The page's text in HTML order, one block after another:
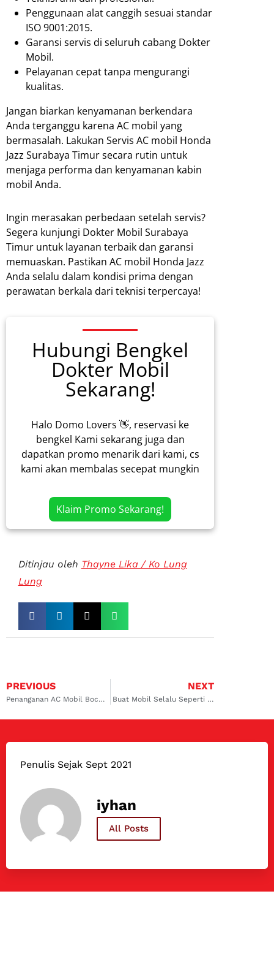
Penggunaan alat canggih sesuai standar
ISO 9001:2015.
Garansi servis di seluruh cabang Dokter
Mobil.
Pelayanan cepat tanpa mengurangi
kualitas.
Jangan biarkan kenyamanan berkendara
Anda terganggu karena AC mobil yang
bermasalah. Lakukan Servis AC mobil Honda
Jazz Surabaya Timur secara rutin untuk
menjaga performa dan kenyamanan kabin
mobil Anda.
Ingin merasakan perbedaan setelah servis?
Segera kunjungi Dokter Mobil Surabaya
Timur untuk layanan terbaik dan garansi
memuaskan. Pastikan AC mobil Honda Jazz
Anda selalu dalam kondisi prima dengan
perawatan berkala dari teknisi terpercaya!
Hubungi Bengkel
Dokter Mobil
Sekarang!
Halo Domo Lovers 👋, reservasi ke
bengkel Kami sekarang juga dan
dapatkan promo menarik dari kami, cs
kami akan membalas secepat mungkin
Klaim Promo Sekarang!
Ditinjau oleh Thayne Lika / Ko Lung
Lung
PREVIOUS
Penanganan AC Mobil Bocor Kelapa Gading dan Cempaka Putih: Cara Mengatasi dan Mencegah Masalah
NEXT
Buat Mobil Selalu Seperti Baru dengan Bengkel AC Mobil CRV Surabaya Timur
Penulis Sejak Sept 2021
iyhan
All Posts